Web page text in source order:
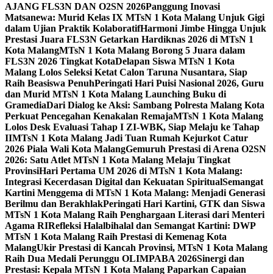
AJANG FLS3N DAN O2SN 2026Panggung Inovasi
Matsanewa: Murid Kelas IX MTsN 1 Kota Malang Unjuk Gigi
dalam Ujian Praktik KolaboratifHarmoni Jimbe Hingga Unjuk
Prestasi Juara FLS3N Getarkan Hardiknas 2026 di MTsN 1
Kota MalangMTsN 1 Kota Malang Borong 5 Juara dalam
FLS3N 2026 Tingkat KotaDelapan Siswa MTsN 1 Kota
Malang Lolos Seleksi Ketat Calon Taruna Nusantara, Siap
Raih Beasiswa PenuhPeringati Hari Puisi Nasional 2026, Guru
dan Murid MTsN 1 Kota Malang Launching Buku di
GramediaDari Dialog ke Aksi: Sambang Polresta Malang Kota
Perkuat Pencegahan Kenakalan RemajaMTsN 1 Kota Malang
Lolos Desk Evaluasi Tahap I ZI-WBK, Siap Melaju ke Tahap
IIMTsN 1 Kota Malang Jadi Tuan Rumah Kejurkot Catur
2026 Piala Wali Kota MalangGemuruh Prestasi di Arena O2SN
2026: Satu Atlet MTsN 1 Kota Malang Melaju Tingkat
ProvinsiHari Pertama UM 2026 di MTsN 1 Kota Malang:
Integrasi Kecerdasan Digital dan Kekuatan SpiritualSemangat
Kartini Menggema di MTsN 1 Kota Malang: Menjadi Generasi
Berilmu dan BerakhlakPeringati Hari Kartini, GTK dan Siswa
MTsN 1 Kota Malang Raih Penghargaan Literasi dari Menteri
Agama RIRefleksi Halalbihalal dan Semangat Kartini: DWP
MTsN 1 Kota Malang Raih Prestasi di Kemenag Kota
MalangUkir Prestasi di Kancah Provinsi, MTsN 1 Kota Malang
Raih Dua Medali Perunggu OLIMPABA 2026Sinergi dan
Prestasi: Kepala MTsN 1 Kota Malang Paparkan Capaian